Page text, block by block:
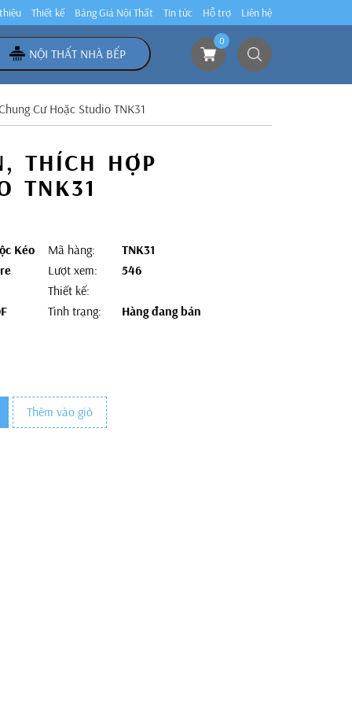
Thiết kế Bảng Giá Nội Thất Tin tức Hỗ trợ Liên hệ
NỘI THẤT NHÀ BẾP
0
Cư Hoặc Studio TNK31
THÍCH HỢP
TNK31
Kéo Mã hàng:
TNK31
Lượt xem:
546
Thiết kế:
Tình trạng:
Hàng đang bán
Thêm vào giỏ